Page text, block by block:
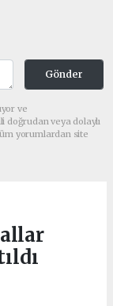
Gönder
ve
doğrudan veya dolaylı
yorumlardan site